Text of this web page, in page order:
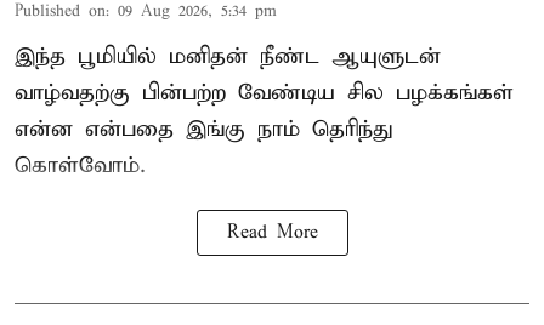
Published on: 09 Aug 2026, 5:34 pm
இந்த பூமியில் மனிதன் நீண்ட ஆயுளுடன்
வாழ்வதற்கு பின்பற்ற வேண்டிய சில பழக்கங்கள்
என்ன என்பதை இங்கு நாம் தெரிந்து
கொள்வோம்.
Read More